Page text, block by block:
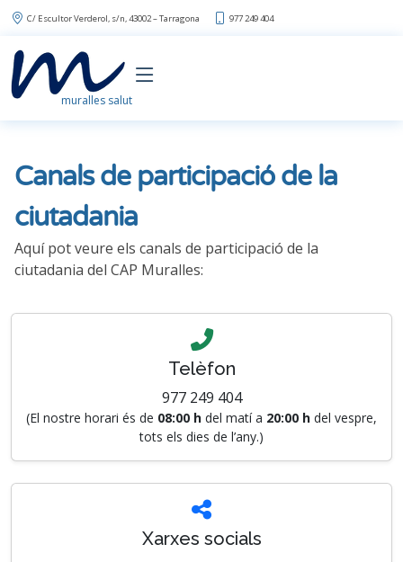
C/ Escultor Verderol, s/n, 43002 – Tarragona 977 249 404
muralles salut
Canals de participació de la
ciutadania
Aquí pot veure els canals de participació de la
ciutadania del CAP Muralles:
Telèfon
977 249 404
(El nostre horari és de 08:00 h del matí a 20:00 h del vespre,
tots els dies de l’any.)
Xarxes socials